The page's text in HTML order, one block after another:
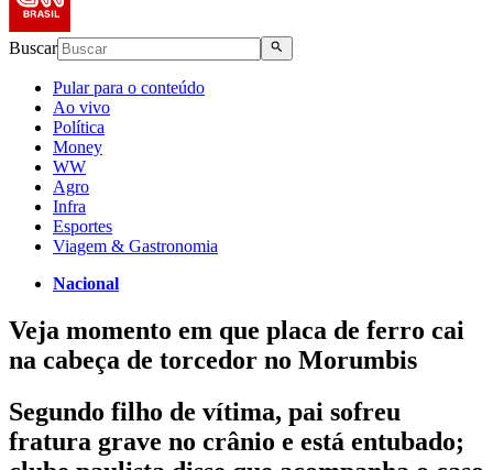
Buscar
Pular para o conteúdo
Ao vivo
Política
Money
WW
Agro
Infra
Esportes
Viagem & Gastronomia
Nacional
Veja momento em que placa de ferro cai
na cabeça de torcedor no Morumbis
Segundo filho de vítima, pai sofreu
fratura grave no crânio e está entubado;